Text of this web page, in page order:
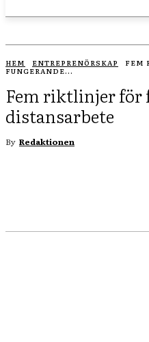
HEM ENTREPRENÖRSKAP
FEM
FUNGERANDE...
Fem riktlinjer för
distansarbete
By Redaktionen